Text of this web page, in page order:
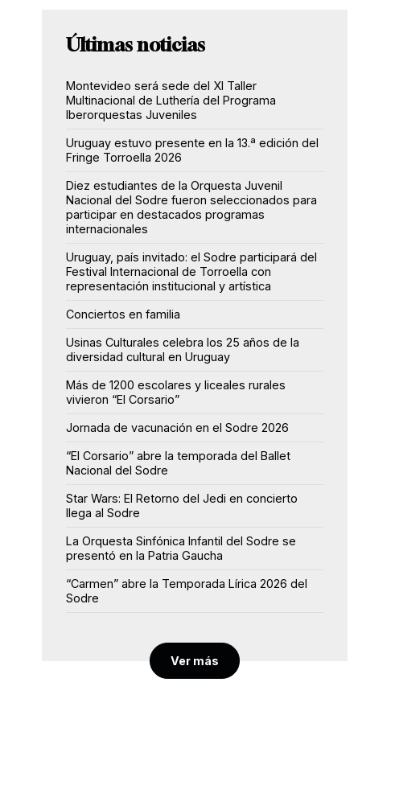
Últimas noticias
Montevideo será sede del XI Taller
Multinacional de Luthería del Programa
Iberorquestas Juveniles
Uruguay estuvo presente en la 13.ª edición del
Fringe Torroella 2026
Diez estudiantes de la Orquesta Juvenil
Nacional del Sodre fueron seleccionados para
participar en destacados programas
internacionales
Uruguay, país invitado: el Sodre participará del
Festival Internacional de Torroella con
representación institucional y artística
Conciertos en familia
Usinas Culturales celebra los 25 años de la
diversidad cultural en Uruguay
Más de 1200 escolares y liceales rurales
vivieron “El Corsario”
Jornada de vacunación en el Sodre 2026
“El Corsario” abre la temporada del Ballet
Nacional del Sodre
Star Wars: El Retorno del Jedi en concierto
llega al Sodre
La Orquesta Sinfónica Infantil del Sodre se
presentó en la Patria Gaucha
“Carmen” abre la Temporada Lírica 2026 del
Sodre
Ver más